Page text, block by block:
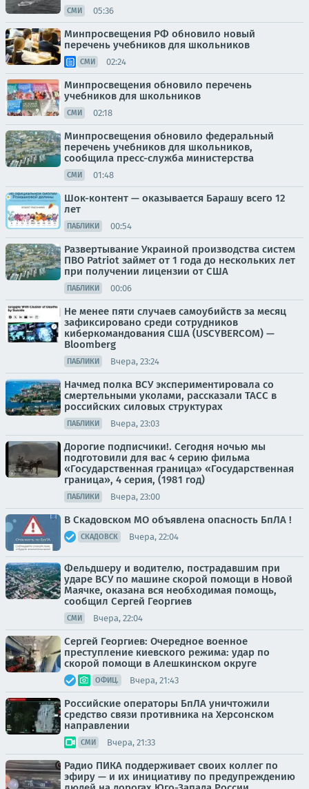
СМИ 05:36
Минпросвещения РФ обновило новый
перечень учебников для школьников
СМИ 02:24
Минпросвещения обновило перечень
учебников для школьников
СМИ 02:18
Минпросвещения обновило федеральный
перечень учебников для школьников,
сообщила пресс-служба министерства
СМИ 01:48
Шок-контент — оказывается Барашу всего 12
лет
ПАБЛИКИ 00:54
Развертывание Украиной производства систем
ПВО Patriot займет от 1 года до нескольких лет
при получении лицензии от США
ПАБЛИКИ 00:06
Не менее пяти случаев самоубийств за месяц
зафиксировано среди сотрудников
киберкомандования США (USCYBERCOM) —
Bloomberg
ПАБЛИКИ Вчера, 23:24
Начмед полка ВСУ экспериментировала со
смертельными уколами, рассказали ТАСС в
российских силовых структурах
ПАБЛИКИ Вчера, 23:03
Дорогие подписчики!. Сегодня ночью мы
подготовили для вас 4 серию фильма
«Государственная граница» «Государственная
граница», 4 серия, (1981 год)
ПАБЛИКИ Вчера, 23:00
В Скадовском МО объявлена опасность БпЛА !
СКАДОВСК Вчера, 22:04
Фельдшеру и водителю, пострадавшим при
ударе ВСУ по машине скорой помощи в Новой
Маячке, оказана вся необходимая помощь,
сообщил Сергей Георгиев
СМИ Вчера, 22:04
Сергей Георгиев: Очередное военное
преступление киевского режима: удар по
скорой помощи в Алешкинском округе
ОФИЦ. Вчера, 21:43
Российские операторы БпЛА уничтожили
средство связи противника на Херсонском
направлении
СМИ Вчера, 21:33
Радио ПИКА поддерживает своих коллег по
эфиру — и их инициативу по предупреждению